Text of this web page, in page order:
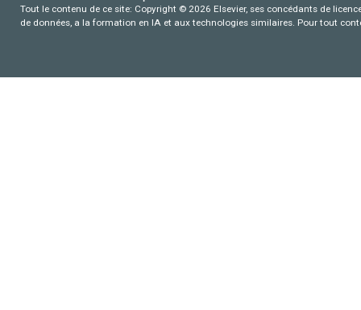
Tout le contenu de ce site: Copyright © 2026 Elsevier, ses concédants de
de données, a la formation en IA et aux technologies similaires. Pour tout